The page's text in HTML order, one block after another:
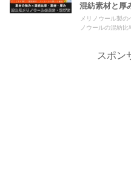
混紡素材と厚
メリノウール製
ノウールの混紡比
スポン